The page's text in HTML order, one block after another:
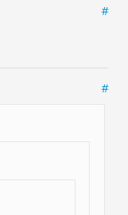
#
#